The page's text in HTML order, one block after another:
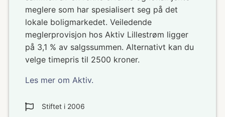
meglere som har spesialisert seg på det
lokale boligmarkedet. Veiledende
meglerprovisjon hos Aktiv Lillestrøm ligger
på 3,1 % av salgssummen. Alternativt kan du
velge timepris til 2500 kroner.
Les mer om Aktiv.
Stiftet i 2006